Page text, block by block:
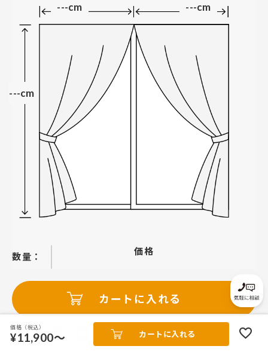
---cm ---cm
---cm
価格
カートに入れる
価格（税込）
¥11,900～ カートに入れる